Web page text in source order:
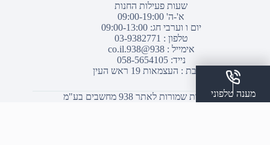
שעות פעילות החנות
א'-ה' 09:00-19:00
יום ו וערבי חג: 09:00-13:00
טלפון : 03-9382771
אימייל :938@938.co.il
נייד: 058-5654105
כתובת : העצמאות 19 ראש העין
© כל הזכויות שמורות לאתר 938 מחשבים בע"מ
מענה טלפוני